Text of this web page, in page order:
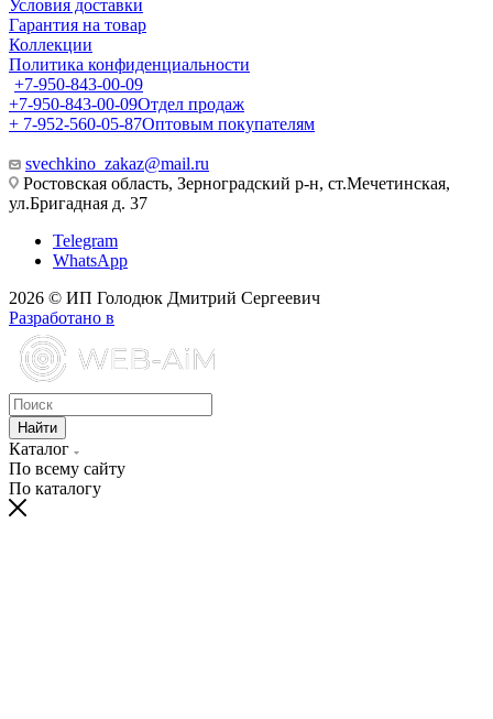
Условия доставки
Гарантия на товар
Коллекции
Политика конфиденциальности
+7-950-843-00-09
+7-950-843-00-09Отдел продаж
+ 7-952-560-05-87Оптовым покупателям
svechkino_zakaz@mail.ru
Ростовская область, Зерноградский р-н, ст.Мечетинская,
ул.Бригадная д. 37
Telegram
WhatsApp
2026 © ИП Голодюк Дмитрий Сергеевич
Разработано в
Найти
Каталог
По всему сайту
По каталогу